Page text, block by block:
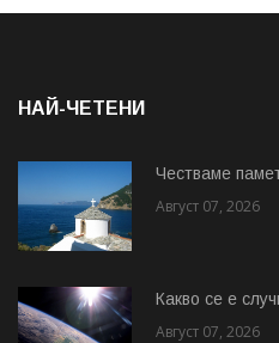
НАЙ-ЧЕТЕНИ
Честваме
Август 07, 2026
Какво се е
Август 07, 2026